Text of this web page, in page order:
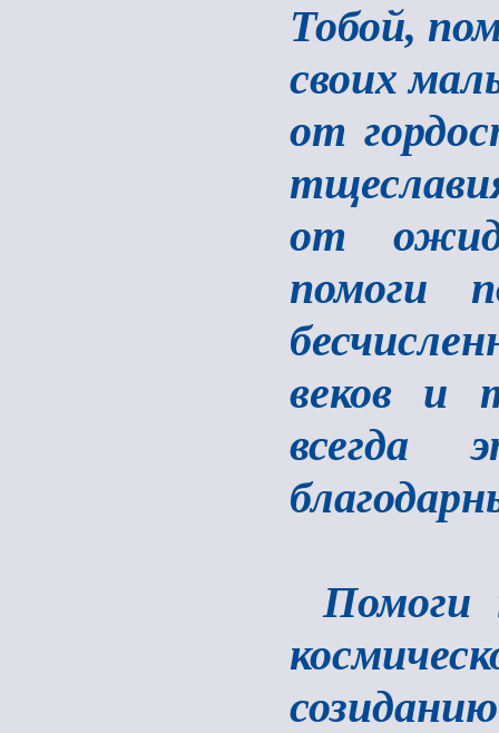
Тобой,
своих
от
от
помоги
веков и
всегда
Помоги